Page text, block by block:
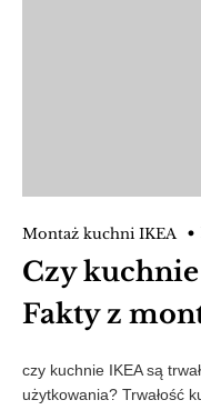
Montaż kuchni IKEA
Czy kuchnie
Fakty z
czy kuchnie IKEA są
użytkowania? Trwałość